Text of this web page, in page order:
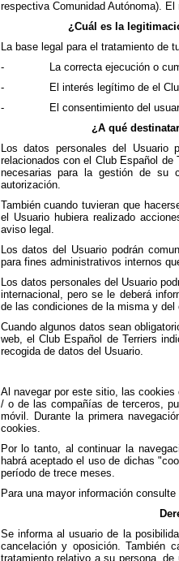
respectiva Comunidad Autónoma).
¿Cuál es la
La base legal para el tratamiento de
-
La correcta ejecución o
-
El interés legítimo de el
-
El consentimiento del
¿A qué
Los datos personales del Usuario
relacionados con el Club Español
necesarias para la gestión de su
autorización.
También cuando tuvieran que
el Usuario hubiera realizado
aviso legal.
Los datos del Usuario podrán
para fines administrativos internos
Los datos personales del Usuario
internacional, pero se le deberá
de las condiciones de la misma y del
Cuando algunos datos sean
web, el Club Español de Terriers
recogida de datos del Usuario.
Al navegar por este sitio, las
/ o de las compañías de terceros,
móvil. Durante la primera
cookies.
Por lo tanto, al continuar la
habrá aceptado el uso de dichas
período de trece meses.
Para una mayor información
Se informa al usuario de la
cancelación y oposición. También
tratamiento relativo a su persona,